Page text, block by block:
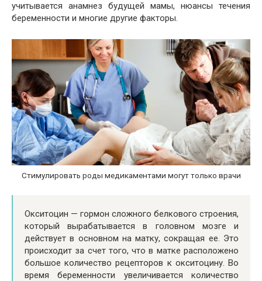
учитывается анамнез будущей мамы, нюансы течения
беременности и многие другие факторы.
Стимулировать роды медикаментами могут только врачи
Окситоцин — гормон сложного белкового строения,
который вырабатывается в головном мозге и
действует в основном на матку, сокращая ее. Это
происходит за счет того, что в матке расположено
большое количество рецепторов к окситоцину. Во
время беременности увеличивается количество